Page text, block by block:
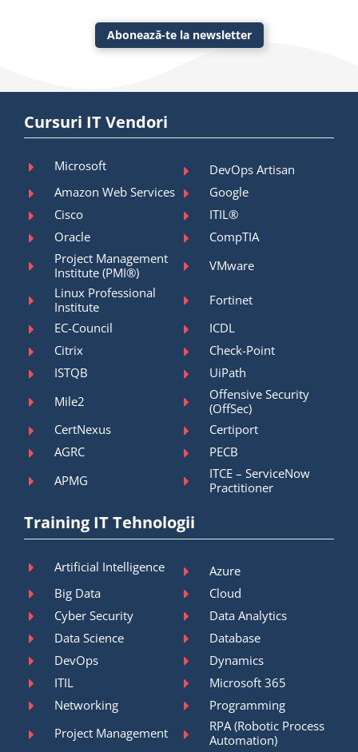
Abonează-te la newsletter
Cursuri IT Vendori
Microsoft
DevOps Artisan
Amazon Web Services
Google
Cisco
ITIL®
Oracle
CompTIA
Project Management
Institute (PMI®)
VMware
Linux Professional
Institute
Fortinet
EC-Council
ICDL
Citrix
Check-Point
ISTQB
UiPath
Mile2
Offensive Security
(OffSec)
CertNexus
Certiport
AGRC
PECB
APMG
ITCE – ServiceNow
Practitioner
Training IT Tehnologii
Artificial Intelligence
Azure
Big Data
Cloud
Cyber Security
Data Analytics
Data Science
Database
DevOps
Dynamics
ITIL
Microsoft 365
Networking
Programming
Project Management
RPA (Robotic Process
Automation)